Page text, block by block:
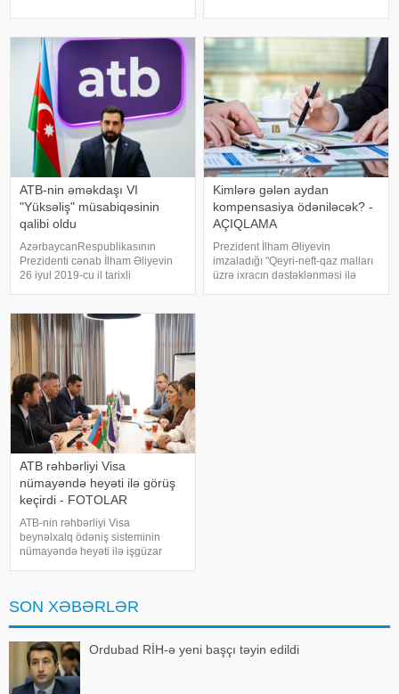
təqdim edir. Səfərlər zamanı
abunəçiləri
müştərilərinə daha gəlirli şərtlər
təqdim edir
ATB-nin əməkdaşı VI
"Yüksəliş" müsabiqəsinin
qalibi oldu
AzərbaycanRespublikasının
Prezidenti cənab İlham Əliyevin
26 iyul 2019-cu il tarixli
Birinci vitse-prezidenti,
HeydərƏliyev Fondunun
prezidenti Mehriban Əliyevanı
Kimlərə gələn aydan
kompensasiya ödəniləcək? -
AÇIQLAMA
Prezident İlham Əliyevin
imzaladığı "Qeyri-neft-qaz malları
üzrə ixracın dəstəklənməsi ilə
ATB rəhbərliyi Visa
nümayəndə heyəti ilə görüş
keçirdi - FOTOLAR
ATB-nin rəhbərliyi Visa
beynəlxalq ödəniş sisteminin
nümayəndə heyəti ilə işgüzar
daha da genişləndirilməsi,
SON XƏBƏRLƏR
Ordubad RİH-ə yeni başçı təyin edildi